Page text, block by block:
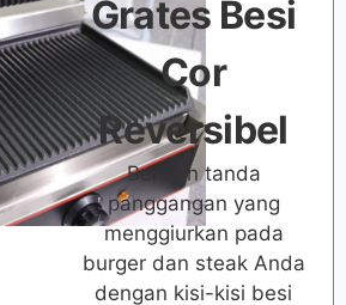
Grates Besi
Cor
Reversibel
Berikan tanda
panggangan yang
menggiurkan pada
burger dan steak Anda
dengan kisi-kisi besi